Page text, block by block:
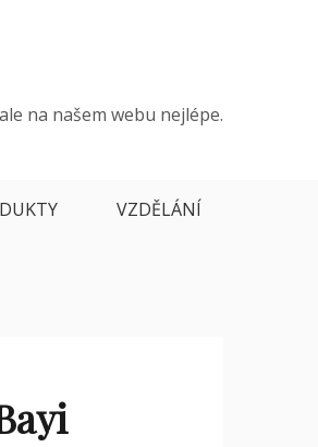
na našem webu nejlépe.
VZDĚLÁNÍ